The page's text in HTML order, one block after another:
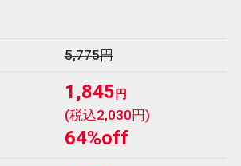
5,775円
1,845 円
(税込2,030円)
64%off